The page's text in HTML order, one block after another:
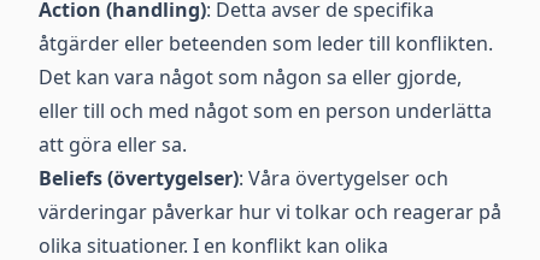
Action (handling): Detta avser de specifika
åtgärder eller beteenden som leder till konflikten.
Det kan vara något som någon sa eller gjorde,
eller till och med något som en person underlätta
att göra eller sa.
Beliefs (övertygelser): Våra övertygelser och
värderingar påverkar hur vi tolkar och reagerar på
olika situationer. I en konflikt kan olika